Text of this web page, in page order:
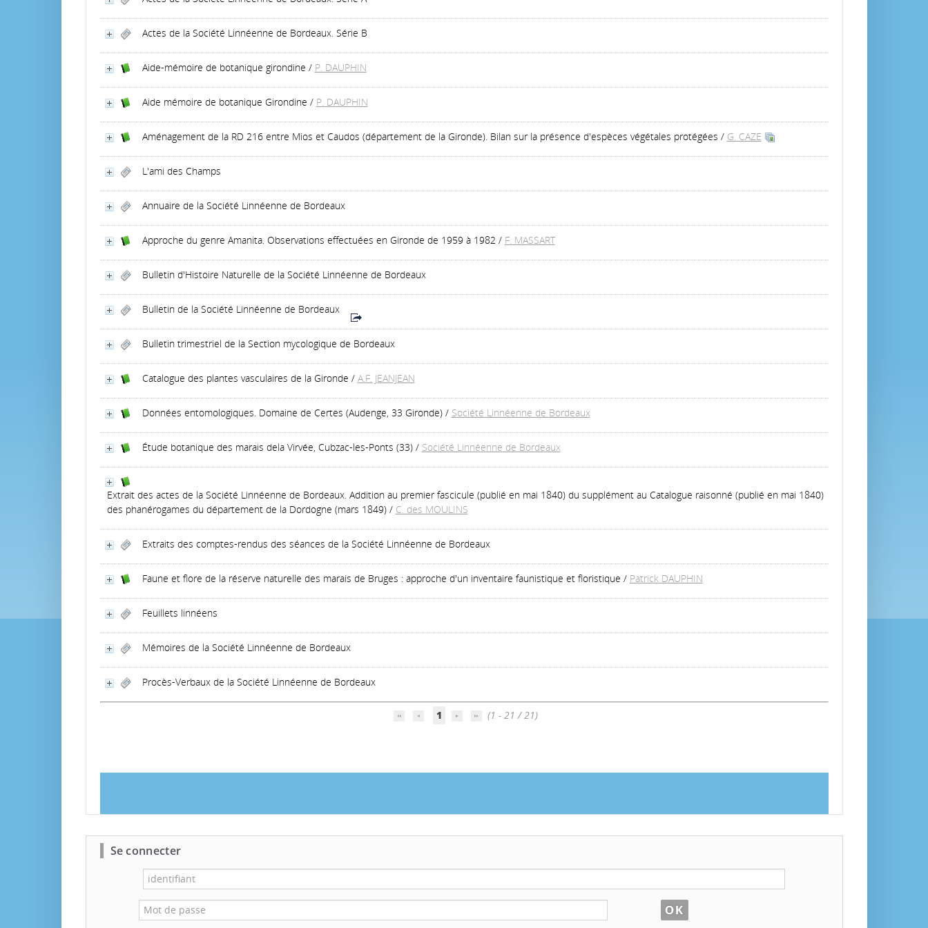
Actes de la Société Linnéenne de Bordeaux. Série B
Aide-mémoire de botanique girondine / P. DAUPHIN
Aide mémoire de botanique Girondine / P. DAUPHIN
Aménagement de la RD 216 entre Mios et Caudos (département de la Gironde). Bilan sur la présence d'espèces végétales protégées / G. CAZE
L'ami des Champs
Annuaire de la Société Linnéenne de Bordeaux
Approche du genre Amanita. Observations effectuées en Gironde de 1959 à 1982 / F. MASSART
Bulletin d'Histoire Naturelle de la Société Linnéenne de Bordeaux
Bulletin de la Société Linnéenne de Bordeaux
Bulletin trimestriel de la Section mycologique de Bordeaux
Catalogue des plantes vasculaires de la Gironde / A.F. JEANJEAN
Données entomologiques. Domaine de Certes (Audenge, 33 Gironde)/ Société Linnéenne de Bordeaux
Étude botanique des marais dela Virvée, Cubzac-les-Ponts (33)/ Société Linnéenne de Bordeaux
Extrait des actes de la Société Linnéenne de Bordeaux. Addition au premier fascicule (publié en mai 1840) du supplément au Catalogue raisonné (publié en mai 1840)
des phanérogames du département de la Dordogne (mars 1849)/ C. des MOULINS
Extraits des comptes-rendus des séances de la Société Linnéenne de Bordeaux
Faune et flore de la réserve naturelle des marais de Bruges : approche d'un inventaire faunistique et floristique / Patrick DAUPHIN
Feuillets linnéens
Mémoires de la Société Linnéenne de Bordeaux
Procès-Verbaux de la Société Linnéenne de Bordeaux
1 (1 - 21 / 21)
Se connecter